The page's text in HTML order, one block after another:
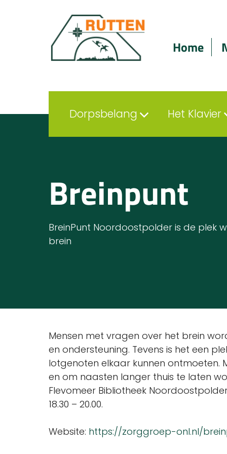
Home
Dorpsbelang Het Klavier
Breinpunt
BreinPunt Noordoostpolder is de plek
brein
Mensen met vragen over het brein
en ondersteuning. Tevens is het een
lotgenoten elkaar kunnen ontmoeten.
en om naasten langer thuis te laten
Flevomeer Bibliotheek
18.30 – 20.00.
Website: https://zorggroep-onl.nl/